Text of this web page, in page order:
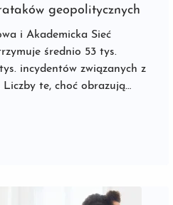
geopolitycznych
i Akademicka Sieć
średnio 53 tys.
incydentów związanych z
Liczby te, choć obrazują